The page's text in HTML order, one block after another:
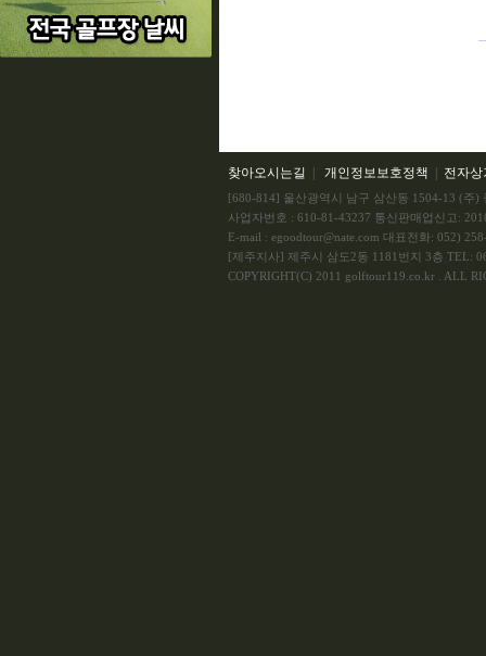
찾아오시는길 개인정보보호정책 전자
[680-814] 울산광역시 남구 삼산동 1504-13 (주
사업자번호 : 610-81-43237 통신판매업신고:
E-mail : egoodtour@nate.com 대표전화: 052)
[제주지사] 제주시 삼도2동 1181번지 3층 TEL:
COPYRIGHT(C) 2011 golftour119.co.kr . ALL